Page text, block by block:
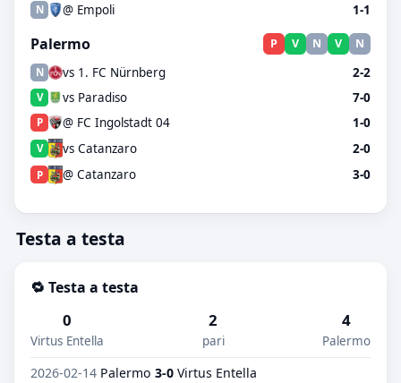
N @ Empoli 1-1
Palermo P V N V N
N vs 1. FC Nürnberg 2-2
V vs Paradiso 7-0
P @ FC Ingolstadt 04 1-0
V vs Catanzaro 2-0
P @ Catanzaro 3-0
Testa a testa
🔁 Testa a testa
0
Virtus Entella
2
pari
4
Palermo
2026-02-14 Palermo 3-0 Virtus Entella